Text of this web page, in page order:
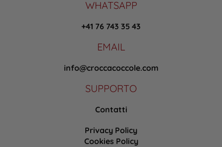
WHATSAPP
+41 76 743 35 43
EMAIL
info@croccacoccole.com
SUPPORTO
Contatti
Privacy Policy
Cookies Policy